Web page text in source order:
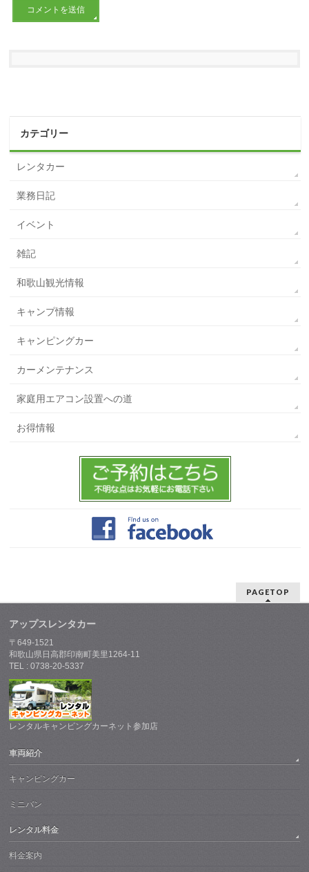
カテゴリー
レンタカー
業務日記
イベント
雑記
和歌山観光情報
キャンプ情報
キャンピングカー
カーメンテナンス
家庭用エアコン設置への道
お得情報
PAGETOP
アップスレンタカー
〒649-1521
和歌山県日高郡印南町美里1264-11
TEL : 0738-20-5337
レンタルキャンピングカーネット参加店
車両紹介
キャンピングカー
ミニバン
レンタル料金
料金案内